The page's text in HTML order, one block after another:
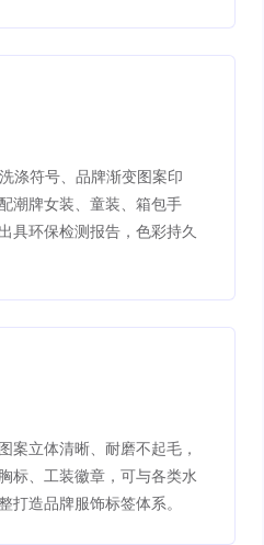
涤符号、品牌渐变图案印
潮牌女装、童装、箱包手
具环保检测报告，色彩持久
案立体清晰、耐磨不起毛，
标、工装徽章，可与各类水
打造品牌服饰标签体系。